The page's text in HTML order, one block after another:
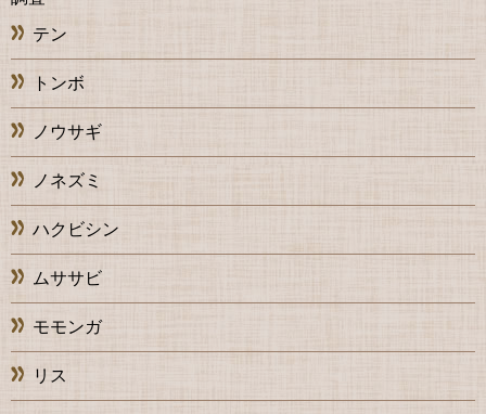
テン
トンボ
ノウサギ
ノネズミ
ハクビシン
ムササビ
モモンガ
リス